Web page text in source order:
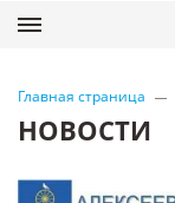
Главная страница
НОВОСТИ